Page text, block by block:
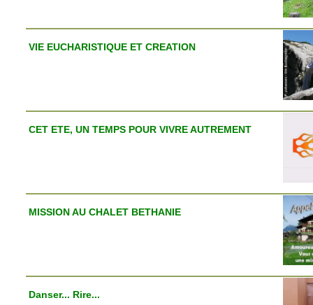
VIE EUCHARISTIQUE ET CREATION
CET ETE, UN TEMPS POUR VIVRE AUTREMENT
MISSION AU CHALET BETHANIE
Danser... Rire...